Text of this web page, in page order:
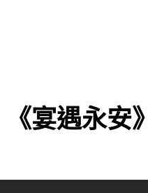
宴遇永安